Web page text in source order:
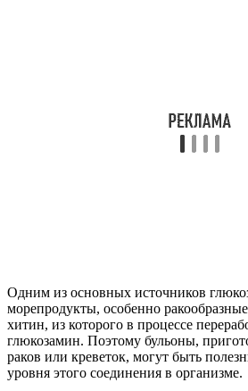
Одним из основных источников
морепродукты, особенно
хитин, из которого в процессе
глюкозамин. Поэтому бульоны,
раков или креветок, могут быть
уровня этого соединения в организме.